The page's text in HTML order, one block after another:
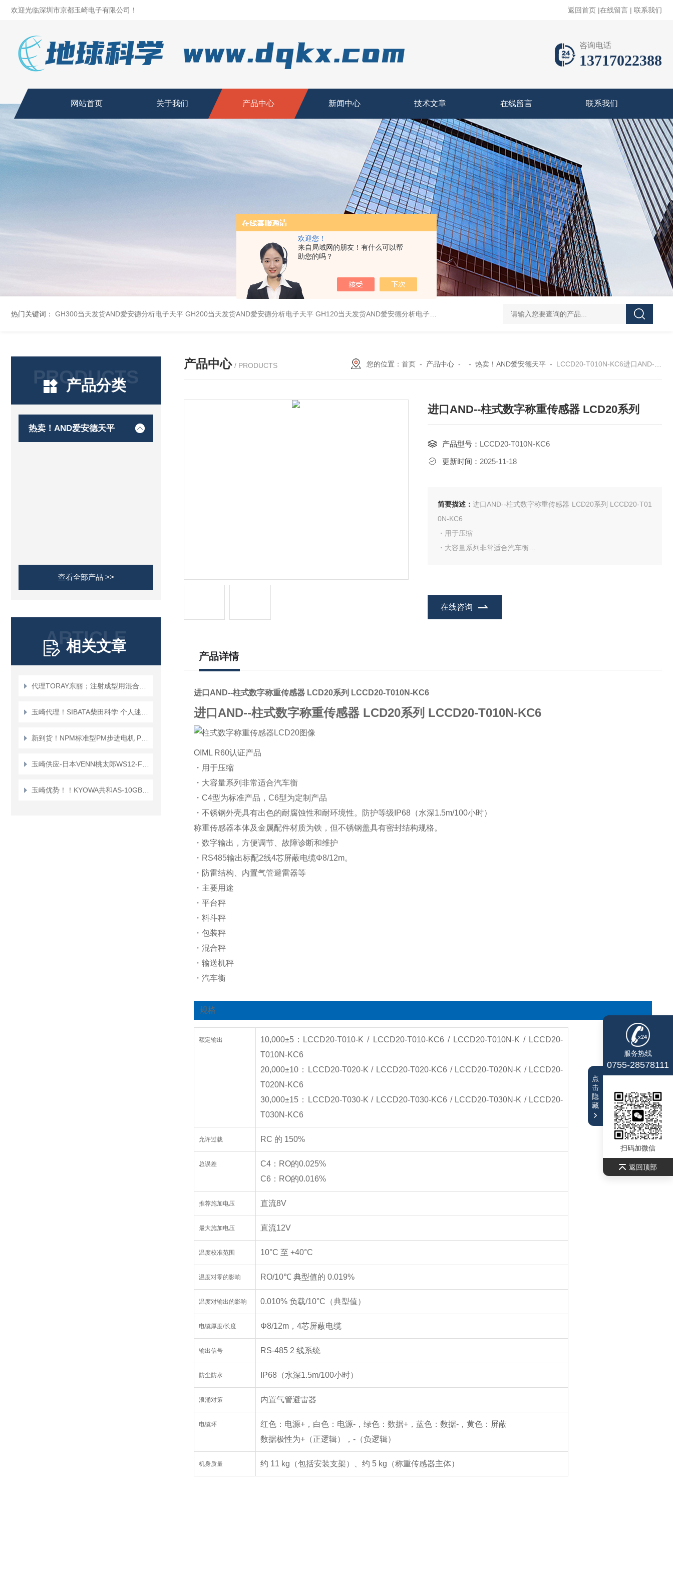
欢迎您！
来自局域网的朋友！有什么可以帮
助您的吗？
欢迎光临深圳市京都玉崎电子有限公司！ 返回首页 |在线留言 | 联系我们
咨询电话
13717022388
网站首页 关于我们 产品中心 新闻中心 技术文章 在线留言 联系我们
热门关键词： GH300当天发货AND爱安德分析电子天平 GH200当天发货AND爱安德分析电子天平 GH120当天发货AND爱安德分析电子天平 GH252当天发货AND爱安德分析电子天平 SJ-210当天发货三丰/Mitutoyo
PRODUCTS
产品分类
热卖！AND爱安德天平
查看全部产品 >>
ARTICLE
相关文章
产品中心 / PRODUCTS 您的位置： 首页- 产品中心- - 热卖！AND爱安德天平- LCCD20-T010N-KC6进口AND--柱式数字称重传感器 LCD20系列
进口AND--柱式数字称重传感器 LCD20系列
产品型号： LCCD20-T010N-KC6
更新时间： 2025-11-18
简要描述： 进口AND--柱式数字称重传感器 LCD20系列 LCCD20-T01
0N-KC6
・用于压缩
・大容量系列非常适合汽车衡
称重传感器本体及金属配件材质为铁，但不锈钢盖具有密封结构规
格。
在线咨询
产品详情
进口AND--柱式数字称重传感器 LCD20系列 LCCD20-T010N-KC6
进口AND--柱式数字称重传感器 LCD20系列 LCCD20-T010N-KC6
OIML R60认证产品
・用于压缩
・大容量系列非常适合汽车衡
・C4型为标准产品，C6型为定制产品
・不锈钢外壳具有出色的耐腐蚀性和耐环境性。防护等级IP68（水深1.5m/100小时）
称重传感器本体及金属配件材质为铁，但不锈钢盖具有密封结构规格。
・数字输出，方便调节、故障诊断和维护
・RS485输出标配2线4芯屏蔽电缆Φ8/12m。
・防雷结构、内置气管避雷器等
・主要用途
・平台秤
・料斗秤
・包装秤
・混合秤
・输送机秤
・汽车衡
规格
额定输出
10,000±5 : LCCD20-T010-K / LCCD20-T010-KC6 / LCCD20-T010N-K / LCCD20-
T010N-KC6
20,000±10：LCCD20-T020-K / LCCD20-T020-KC6 / LCCD20-T020N-K / LCCD20-
T020N-KC6
30,000±15：LCCD20-T030-K / LCCD20-T030-KC6 / LCCD20-T030N-K / LCCD20-
T030N-KC6
允许过载 RC 的 150%
总误差
C4：RO的0.025%
C6：RO的0.016%
推荐施加电压 直流8V
最大施加电压 直流12V
温度校准范围 10°C 至 +40°C
温度对零的影响 RO/10℃ 典型值的 0.019%
温度对输出的影响 0.010% 负载/10°C（典型值）
电缆厚度/长度 Φ8/12m，4芯屏蔽电缆
输出信号 RS-485 2 线系统
防尘防水 IP68（水深1.5m/100小时）
浪涌对策 内置气管避雷器
电缆环
红色：电源+，白色：电源-，绿色：数据+，蓝色：数据-，黄色：屏蔽
数据极性为+（正逻辑），-（负逻辑）
机身质量 约 11 kg（包括安装支架）、约 5 kg（称重传感器主体）
服务热线
0755-28578111
扫码加微信
返回顶部
点
击
隐
藏